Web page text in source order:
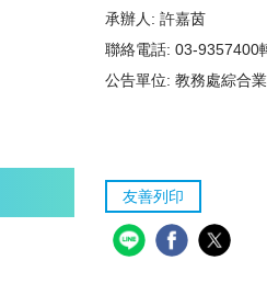
承辦人: 許嘉茵
聯絡電話: 03-9357400
公告單位: 教務處綜合
友善列印